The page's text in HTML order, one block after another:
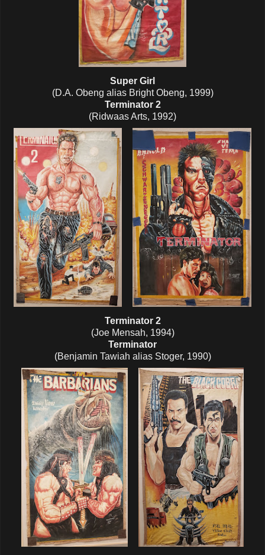
Super Girl
(D.A. Obeng alias Bright Obeng, 1999)
Terminator 2
(Ridwaas Arts, 1992)
Terminator 2
(Joe Mensah, 1994)
Terminator
(Benjamin Tawiah alias Stoger, 1990)